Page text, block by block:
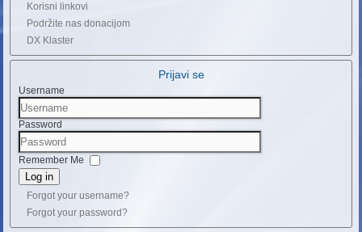
Korisni linkovi
Podržite nas donacijom
DX Klaster
Prijavi se
Username
Password
Remember Me
Log in
Forgot your username?
Forgot your password?